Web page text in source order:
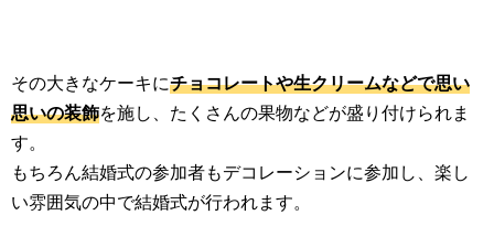
その大きなケーキにチョコレートや生クリームなどで思い
思いの装飾を施し、たくさんの果物などが盛り付けられま
す。
もちろん結婚式の参加者もデコレーションに参加し、楽し
い雰囲気の中で結婚式が行われます。